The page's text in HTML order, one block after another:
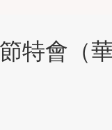
特會（華